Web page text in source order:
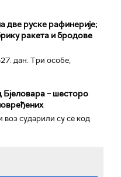
две руске рафинерије;
ракета и бродове
дан. Три особе,
– шесторо
воз сударили су се код